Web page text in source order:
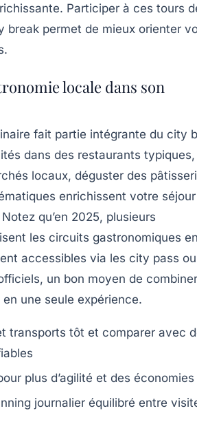
Participer à ces tours
break permet de mieux orienter
locale dans son
fait partie intégrante du city
dans des restaurants typiques,
locaux, déguster des
enrichissent votre
qu’en 2025, plusieurs
les circuits gastronomiques
accessibles via les city pass
un bon moyen de combiner
une seule expérience.
transports tôt et comparer avec
plus d’agilité et des économies
journalier équilibré entre